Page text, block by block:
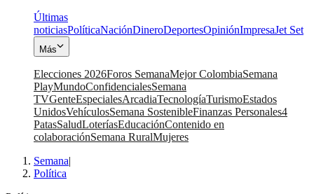
Últimas
noticiasPolíticaNaciónDineroDeportesOpiniónImpresaJet Set
Más
Elecciones 2026Foros SemanaMejor ColombiaSemana
PlayMundoConfidencialesSemana
TVGenteEspecialesArcadiaTecnologíaTurismoEstados
UnidosVehículosSemana SostenibleFinanzas Personales4
PatasSaludLoteríasEducaciónContenido en
colaboraciónSemana RuralMujeres
Semana|
Política